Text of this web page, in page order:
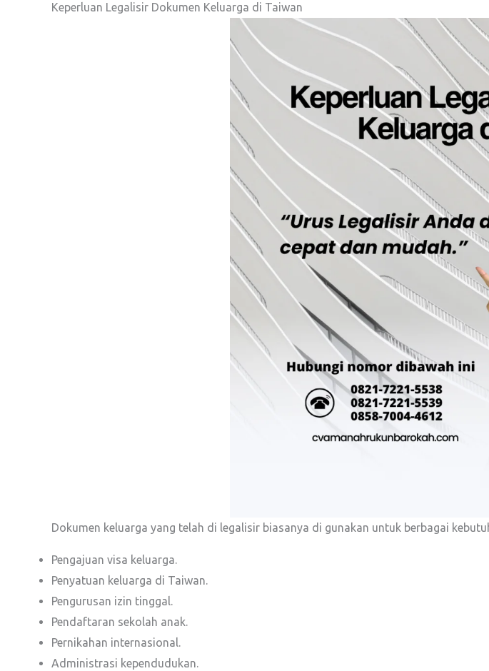
Keperluan Legalisir Dokumen Keluarga di Taiwan
Dokumen keluarga yang telah di legalisir biasanya di gunakan untuk berbagai
Pengajuan visa keluarga.
Penyatuan keluarga di Taiwan.
Pengurusan izin tinggal.
Pendaftaran sekolah anak.
Pernikahan internasional.
Administrasi kependudukan.